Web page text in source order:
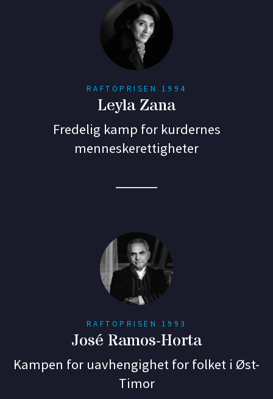
RAFTOPRISEN 1994
Leyla Zana
Fredelig kamp for kurdernes
menneskerettigheter
RAFTOPRISEN 1993
José Ramos-Horta
Kampen for uavhengighet for folket i Øst-
Timor